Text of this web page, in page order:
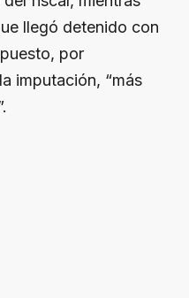
llegó detenido con
por
imputación, “más